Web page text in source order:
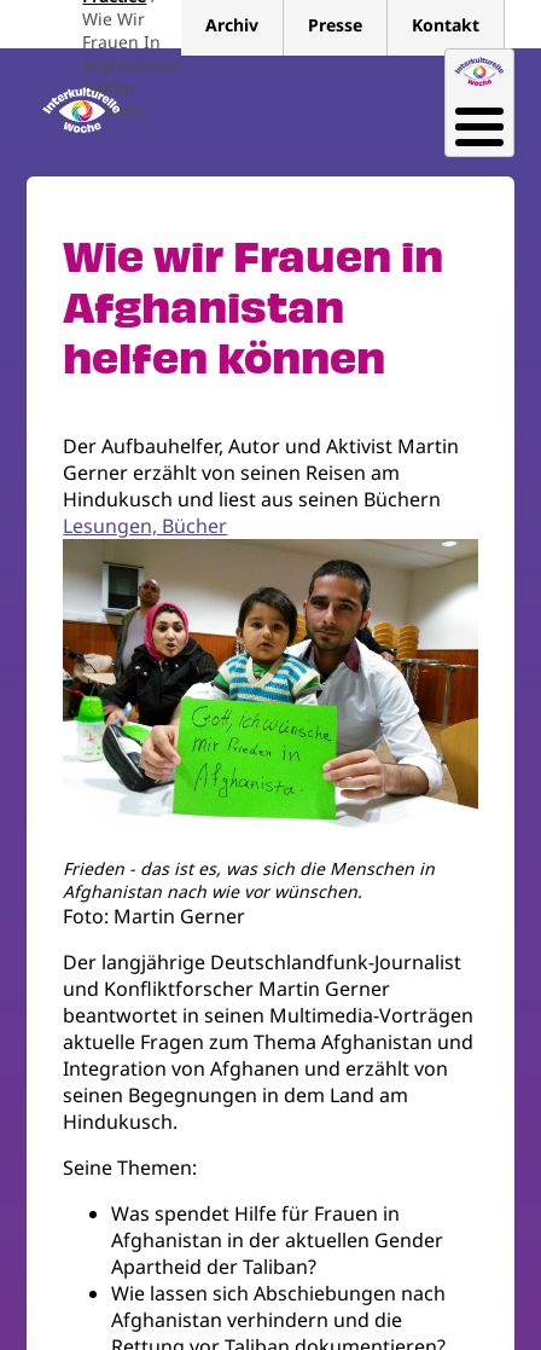
Wie Wir
Frauen In
Afghanistan
Helfen
Können
Archiv Presse Kontakt
Wie wir Frauen in
Afghanistan
helfen können
Der Aufbauhelfer, Autor und Aktivist Martin
Gerner erzählt von seinen Reisen am
Hindukusch und liest aus seinen Büchern
Lesungen, Bücher
Frieden - das ist es, was sich die Menschen in
Afghanistan nach wie vor wünschen.
Foto: Martin Gerner
Der langjährige Deutschlandfunk-Journalist
und Konfliktforscher Martin Gerner
beantwortet in seinen Multimedia-Vorträgen
aktuelle Fragen zum Thema Afghanistan und
Integration von Afghanen und erzählt von
seinen Begegnungen in dem Land am
Hindukusch.
Seine Themen:
Was spendet Hilfe für Frauen in
Afghanistan in der aktuellen Gender
Apartheid der Taliban?
Wie lassen sich Abschiebungen nach
Afghanistan verhindern und die